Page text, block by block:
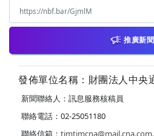
推廣新
發佈單位名稱：財團法人中央
新聞聯絡人：訊息服務核稿員
聯絡電話：02-25051180
聯絡信箱：